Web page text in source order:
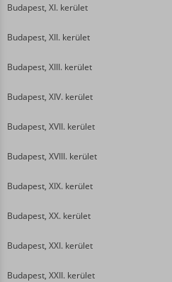
Budapest, XI. kerület
Budapest, XII. kerület
Budapest, XIII. kerület
Budapest, XIV. kerület
Budapest, XVII. kerület
Budapest, XVIII. kerület
Budapest, XIX. kerület
Budapest, XX. kerület
Budapest, XXI. kerület
Budapest, XXII. kerület